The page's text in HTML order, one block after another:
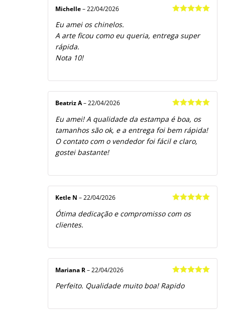
Michelle – 22/04/2026
Eu amei os chinelos.
A arte ficou como eu queria, entrega super
rápida.
Nota 10!
de 5
Beatriz A– 22/04/2026
Eu amei! A qualidade da estampa é boa, os
tamanhos são ok, e a entrega foi bem rápida!
O contato com o vendedor foi fácil e claro,
gostei bastante!
de 5
Ketle N – 22/04/2026
Ótima dedicação e compromisso com os
clientes.
de 5
Mariana R – 22/04/2026
Perfeito. Qualidade muito boa! Rapido